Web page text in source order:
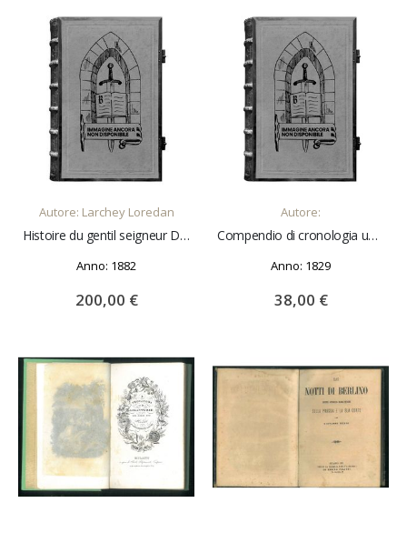
AGGIUNGI AL CARRELLO
Autore: Larchey Loredan
Histoire du gentil seigneur De Bayard composée par le Loyal Serviteur... avec une introduction, des notes et des éclaircissements
Anno: 1882
200,00 €
AGGIUNGI AL CARRELLO
Autore:
Compendio di cronologia universale dalla creazione del mondo sino all'anno 1829 dopo l'era volgare
Anno: 1829
38,00 €
AGGIUNGI AL CARRELLO